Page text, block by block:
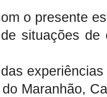
o presente
situações
Maranhão,